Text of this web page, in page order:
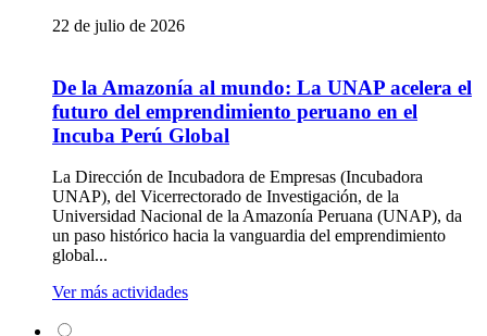
22 de julio de 2026
De la Amazonía al mundo: La UNAP acelera el
futuro del emprendimiento peruano en el
Incuba Perú Global
La Dirección de Incubadora de Empresas (Incubadora
UNAP), del Vicerrectorado de Investigación, de la
Universidad Nacional de la Amazonía Peruana (UNAP), da
un paso histórico hacia la vanguardia del emprendimiento
global...
Ver más actividades